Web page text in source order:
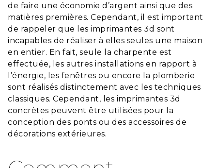
de faire une économie d’argent ainsi que des
matières premières. Cependant, il est important
de rappeler que les imprimantes 3d sont
incapables de réaliser à elles seules une maison
en entier. En fait, seule la charpente est
effectuée, les autres installations en rapport à
l’énergie, les fenêtres ou encore la plomberie
sont réalisés distinctement avec les techniques
classiques. Cependant, les imprimantes 3d
concrètes peuvent être utilisées pour la
conception des ponts ou des accessoires de
décorations extérieures.